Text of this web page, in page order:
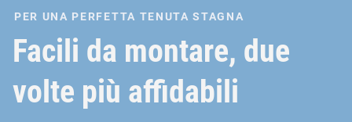
PER UNA PERFETTA TENUTA STAGNA
Facili da montare, due
volte più affidabili